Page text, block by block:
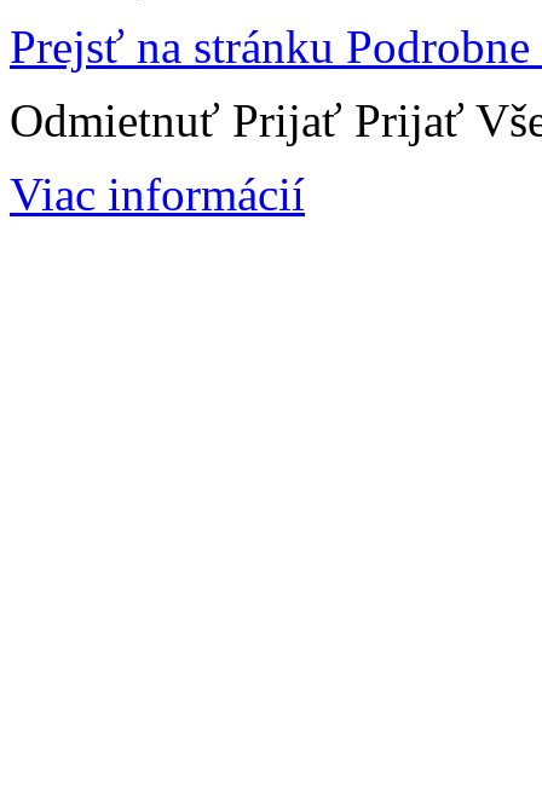
Prejsť na stránku
Odmietnuť Prijať Prijať
Viac informácií